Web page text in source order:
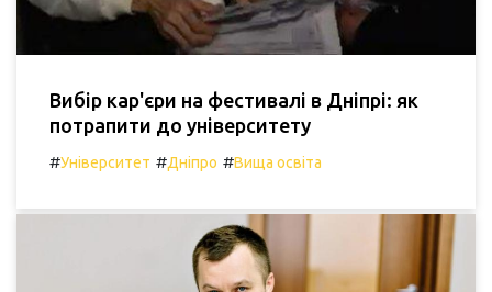
Вибір кар'єри на фестивалі в Дніпрі: як
потрапити до університету
#Університет #Дніпро #Вища освіта